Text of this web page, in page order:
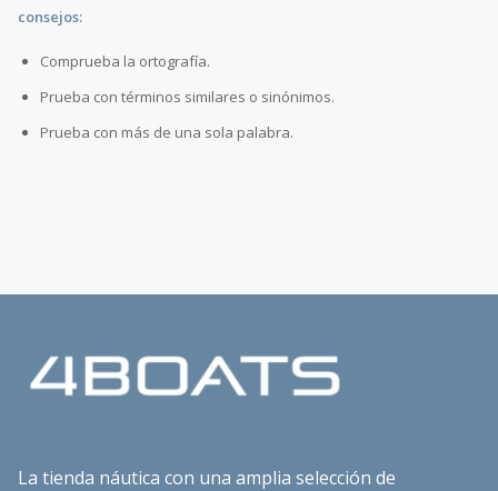
consejos:
Comprueba la ortografía.
Prueba con términos similares o sinónimos.
Prueba con más de una sola palabra.
La tienda náutica con una amplia selección de